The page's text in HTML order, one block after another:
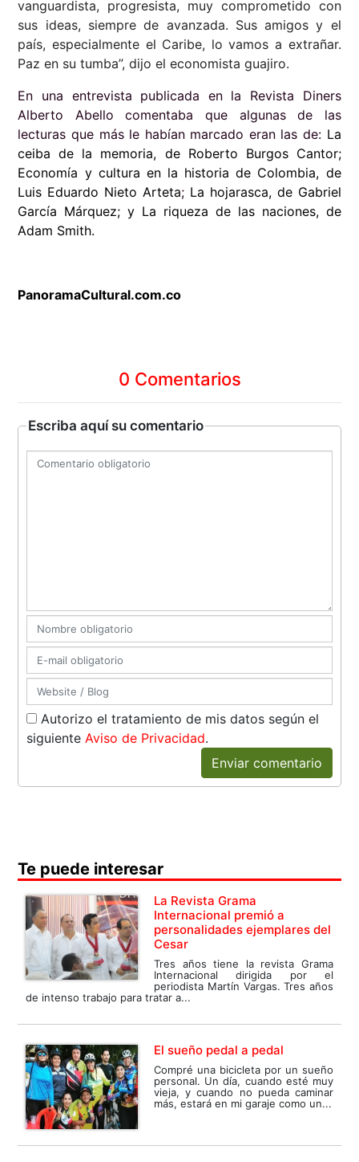
vanguardista, progresista, muy comprometido con
sus ideas, siempre de avanzada. Sus amigos y el
país, especialmente el Caribe, lo vamos a extrañar.
Paz en su tumba”, dijo el economista guajiro.
En una entrevista publicada en la Revista Diners
Alberto Abello comentaba que algunas de las
lecturas que más le habían marcado eran las de: La
ceiba de la memoria, de Roberto Burgos Cantor;
Economía y cultura en la historia de Colombia, de
Luis Eduardo Nieto Arteta; La hojarasca, de Gabriel
García Márquez; y La riqueza de las naciones, de
Adam Smith.
PanoramaCultural.com.co
0 Comentarios
Escriba aquí su comentario
Autorizo el tratamiento de mis datos según el
siguienteAviso de Privacidad.
Enviar comentario
Te puede interesar
La Revista Grama
Internacional premió a
personalidades ejemplares del
Cesar
Tres años tiene la revista Grama
Internacional dirigida por el
periodista Martín Vargas. Tres años
de intenso trabajo para tratar a...
El sueño pedal a pedal
Compré una bicicleta por un sueño
personal. Un día, cuando esté muy
vieja, y cuando no pueda caminar
más, estará en mi garaje como un...